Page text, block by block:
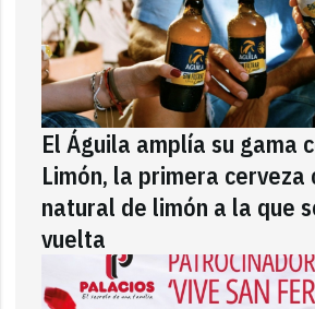
El Águila amplía su gama
Limón, la primera cerveza
natural de limón a la que
vuelta